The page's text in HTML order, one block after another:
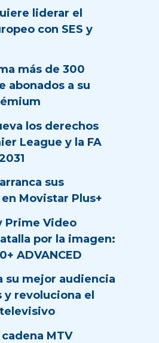
liderar el
con SES y
más de 300
abonados a su
los derechos
League y la FA
sus
Movistar Plus+
Prime Video
por la imagen:
ADVANCED
su mejor audiencia
y revoluciona el
MTV